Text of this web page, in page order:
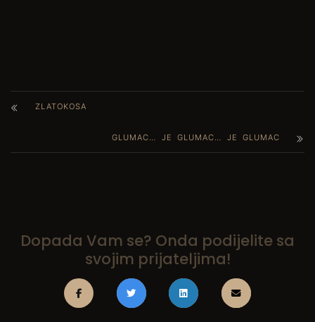
ZLATOKOSA
GLUMAC… JE GLUMAC… JE GLUMAC
Dopada Vam se? Onda podijelite sa
svojim prijateljima!